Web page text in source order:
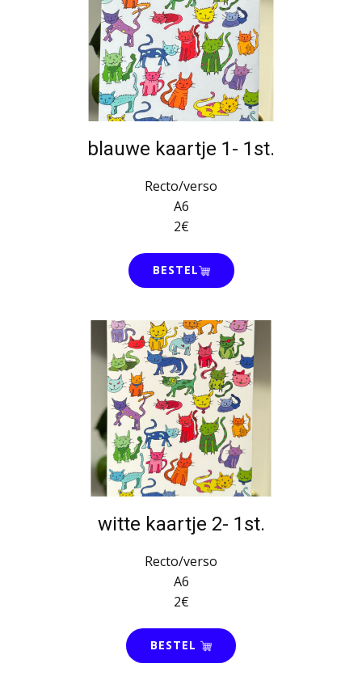
blauwe kaartje 1- 1st.
Recto/verso
A6
2€
BESTEL
witte kaartje 2- 1st.
Recto/verso
A6
2€
BESTEL